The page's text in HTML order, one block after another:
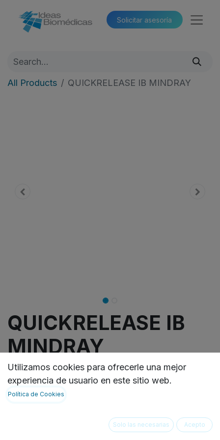
Solicitar asesoría​​
All Products QUICKRELEASE IB MINDRAY
QUICKRELEASE IB
MINDRAY
Permite acoplar y desacoplar un amplio rango de
monitores de la marca MINDRAY, de forma rápida
y segura.
Not Available For Sale
Utilizamos cookies para ofrecerle una mejor
experiencia de usuario en este sitio web.
Política de Cookies
Solo las necesarias Acepto